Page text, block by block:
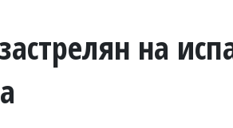
на